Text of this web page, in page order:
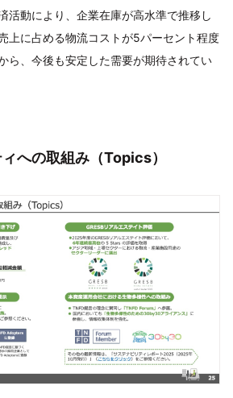
活動により、企業在庫が高水準で推移し
上に占める物流コストが5パーセント程度
ら、今後も安定した需要が期待されてい
への取組み（Topics）